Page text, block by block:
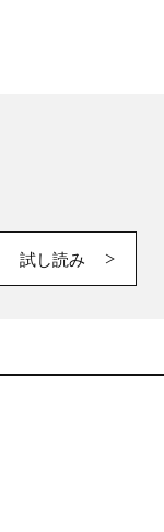
試し読み